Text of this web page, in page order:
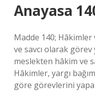
Anayasa
Madde 140; Hâkimler
ve savcı olarak
meslekten hâkim ve
Hâkimler, yargı
göre görevlerini